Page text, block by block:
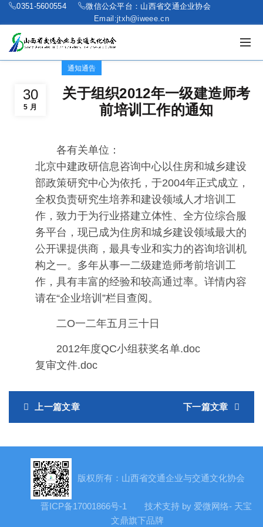
0351-5600554
微信公众平台：山西省交通企业协会
Email:jtxh@iweee.cn
30
5 月
通知通告
关于组织2012年一级建造师考
前培训工作的通知
各有关单位：
北京中建政研信息咨询中心以住房和城乡建设
部政策研究中心为依托，于2004年正式成立，
全权负责研究生培养和建设领域人才培训工
作，致力于为行业搭建立体性、全方位综合服
务平台，现已成为住房和城乡建设领域最大的
公开课提供商，最具专业和实力的咨询培训机
构之一。多年从事一二级建造师考前培训工
作，具有丰富的经验和较高通过率。详情内容
请在“企业培训”栏目查阅。
二O一二年五月三十日
2012年度QC小组获奖名单.doc
复审文件.doc
上一篇文章 下一篇文章
版权所有：山西省交通企业与交通文化协会
晋ICP备17001866号-1
技术支持 by 爱微网络- 天宝
文鼎旗下品牌